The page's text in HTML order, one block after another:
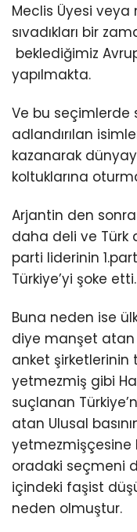
Meclis Üyesi
sıvadıkları bir
beklediğimiz
yapılmakta.
Ve bu seçimlerde
adlandırılan
kazanarak
koltuklarına
Arjantin den
daha deli ve Türk
parti liderinin
Türkiye’yi şoke etti.
Buna neden ise
diye manşet atan
anket şirketlerinin
yetmezmiş gibi
suçlanan
atan Ulusal
yetmezmişçesine
oradaki seçmeni
içindeki faşist
neden olmuştur.